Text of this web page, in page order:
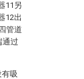
11另
12出
管道
通过
吸